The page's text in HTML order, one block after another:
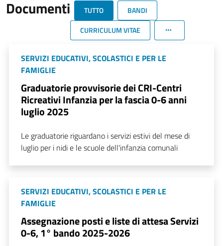
Documenti TUTTO
BANDI
CURRICULUM VITAE
SERVIZI EDUCATIVI, SCOLASTICI E PER LE
FAMIGLIE
Graduatorie provvisorie dei CRI-Centri
Ricreativi Infanzia per la fascia 0-6 anni
luglio 2025
Le graduatorie riguardano i servizi estivi del mese di
luglio per i nidi e le scuole dell'infanzia comunali
SERVIZI EDUCATIVI, SCOLASTICI E PER LE
FAMIGLIE
Assegnazione posti e liste di attesa Servizi
0-6, 1° bando 2025-2026